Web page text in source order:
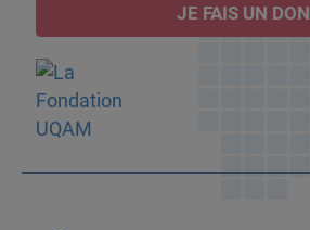
JE FAIS UN DON